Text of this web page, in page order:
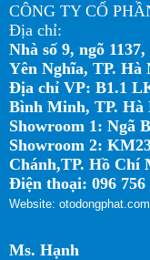
CÔNG TY CỔ
Địa chỉ:
Nhà số 9, ngõ
Yên Nghĩa, TP. Hà
Địa chỉ VP: B1.1
Bình Minh, TP. Hà
Showroom 1: Ngã
Showroom 2:
Chánh,TP. Hồ Chí
Điện thoại: 096 756
Website: otodongphat.com
Ms. Hạnh